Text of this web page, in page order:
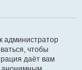
администратор
чтобы
даёт вам